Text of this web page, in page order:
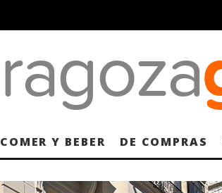
COMER Y BEBER DE COMPRAS